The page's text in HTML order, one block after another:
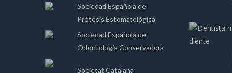
Sociedad Española de
Prótesis Estomatológica
Sociedad Española de
Odontología Conservadora
Societat Catalana